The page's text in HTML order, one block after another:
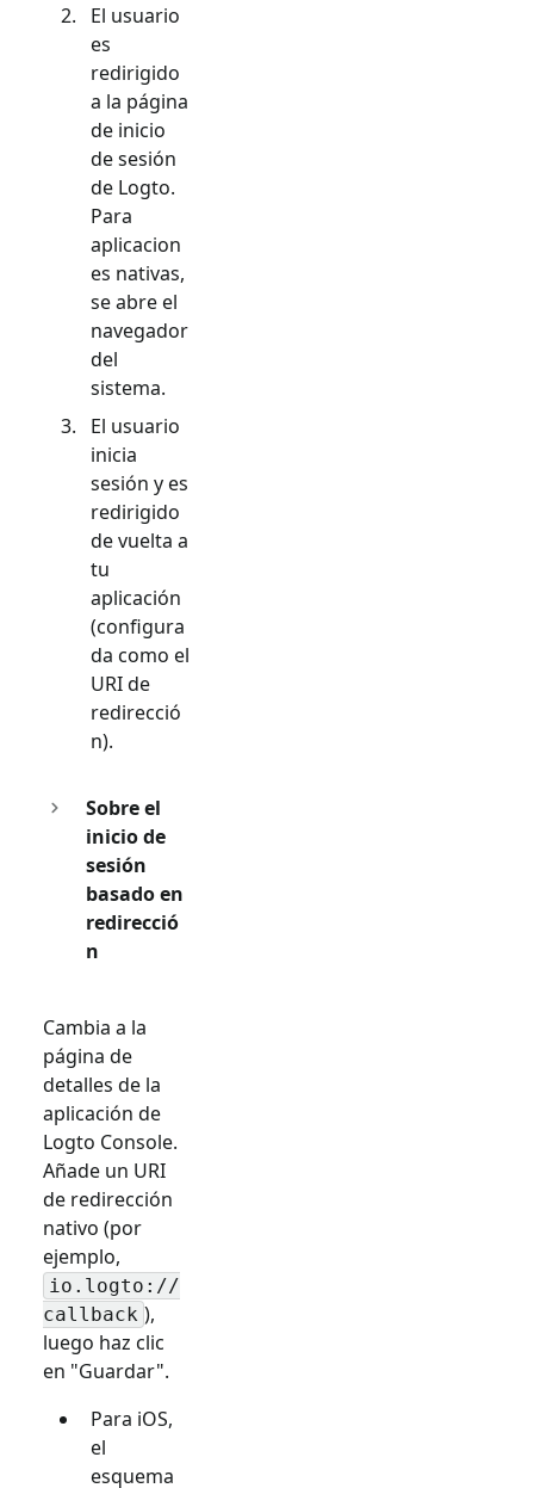
El usuario
es
redirigido
a la página
de inicio
de sesión
de Logto.
Para
aplicacion
es nativas,
se abre el
navegador
del
sistema.
El usuario
inicia
sesión y es
redirigido
de vuelta a
tu
aplicación
(configura
da como el
URI de
redirecció
n).
Sobre el
inicio de
sesión
basado en
redirecció
n
Cambia a la
página de
detalles de la
aplicación de
Logto Console.
Añade un URI
de redirección
nativo (por
ejemplo,
io.logto://
callback ),
luego haz clic
en "Guardar".
Para iOS,
el
esquema